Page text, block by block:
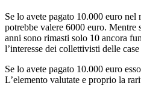
Se lo avete pagato 10.000 euro nel
potrebbe valere 6000 euro. Mentre
anni sono rimasti solo 10 ancora
l’interesse dei collettivisti delle
Se lo avete pagato 10.000 euro
L’elemento valutate e proprio la